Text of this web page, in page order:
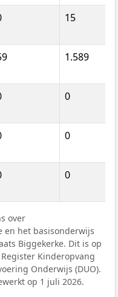
15
1.589
0
0
0
over
en het basisonderwijs
Biggekerke. Dit is op
Kinderopvang
Onderwijs (DUO).
op 1 juli 2026.